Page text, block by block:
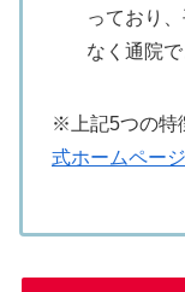
っており
なく通院
※上記5つの特
式ホームページ